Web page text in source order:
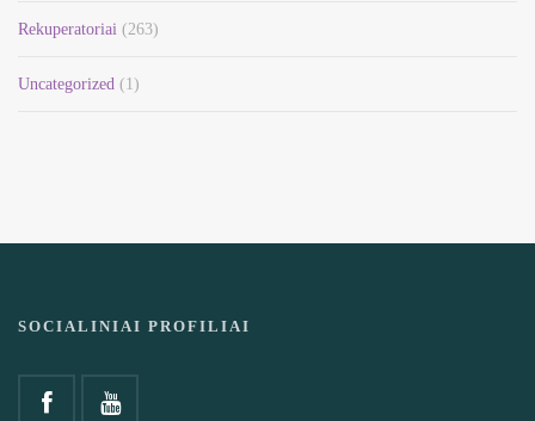
Rekuperatoriai (263)
Uncategorized (1)
SOCIALINIAI PROFILIAI